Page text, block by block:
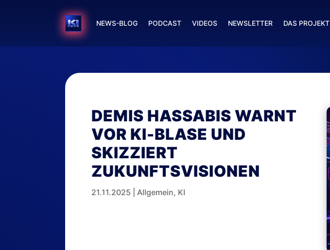
NEWS-BLOG PODCAST VIDEOS NEWSLETTER DAS PROJEKT
DEMIS HASSABIS WARNT
VOR KI-BLASE UND
SKIZZIERT
ZUKUNFTSVISIONEN
21.11.2025 Allgemein, KI